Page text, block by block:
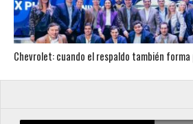
Chevrolet: cuando el respaldo también